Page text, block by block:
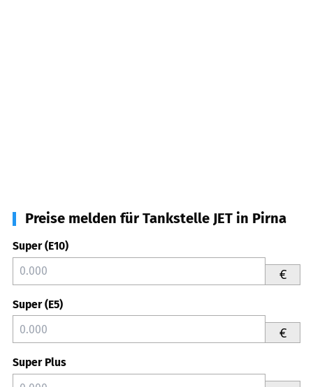
Preise melden für Tankstelle JET in Pirna
Super (E10)
€
Super (E5)
€
Super Plus